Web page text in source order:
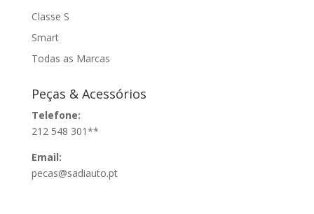
Classe S
Smart
Todas as Marcas
Peças & Acessórios
Telefone:
212 548 301**
Email:
pecas@sadiauto.pt